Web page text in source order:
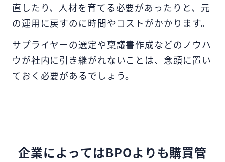
直したり、人材を育てる必要があったりと、元
の運用に戻すのに時間やコストがかかります。
サプライヤーの選定や稟議書作成などのノウハ
ウが社内に引き継がれないことは、念頭に置い
ておく必要があるでしょう。
企業によってはBPOよりも購買管